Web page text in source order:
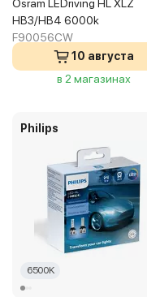
Osram LEDriving HL XLZ
HB3/HB4 6000k
F90056CW
10 августа
в 2 магазинах
Philips
6500K